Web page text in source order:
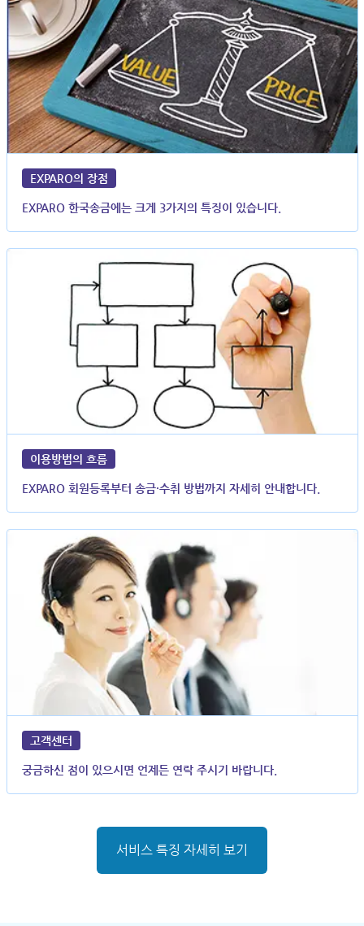
EXPARO의 장점
EXPARO 한국송금에는 크게 3가지의 특징이 있습니다.
이용방법의 흐름
EXPARO 회원등록부터 송금·수취 방법까지 자세히 안내합니다.
고객센터
궁금하신 점이 있으시면 언제든 연락 주시기 바랍니다.
서비스 특징 자세히 보기